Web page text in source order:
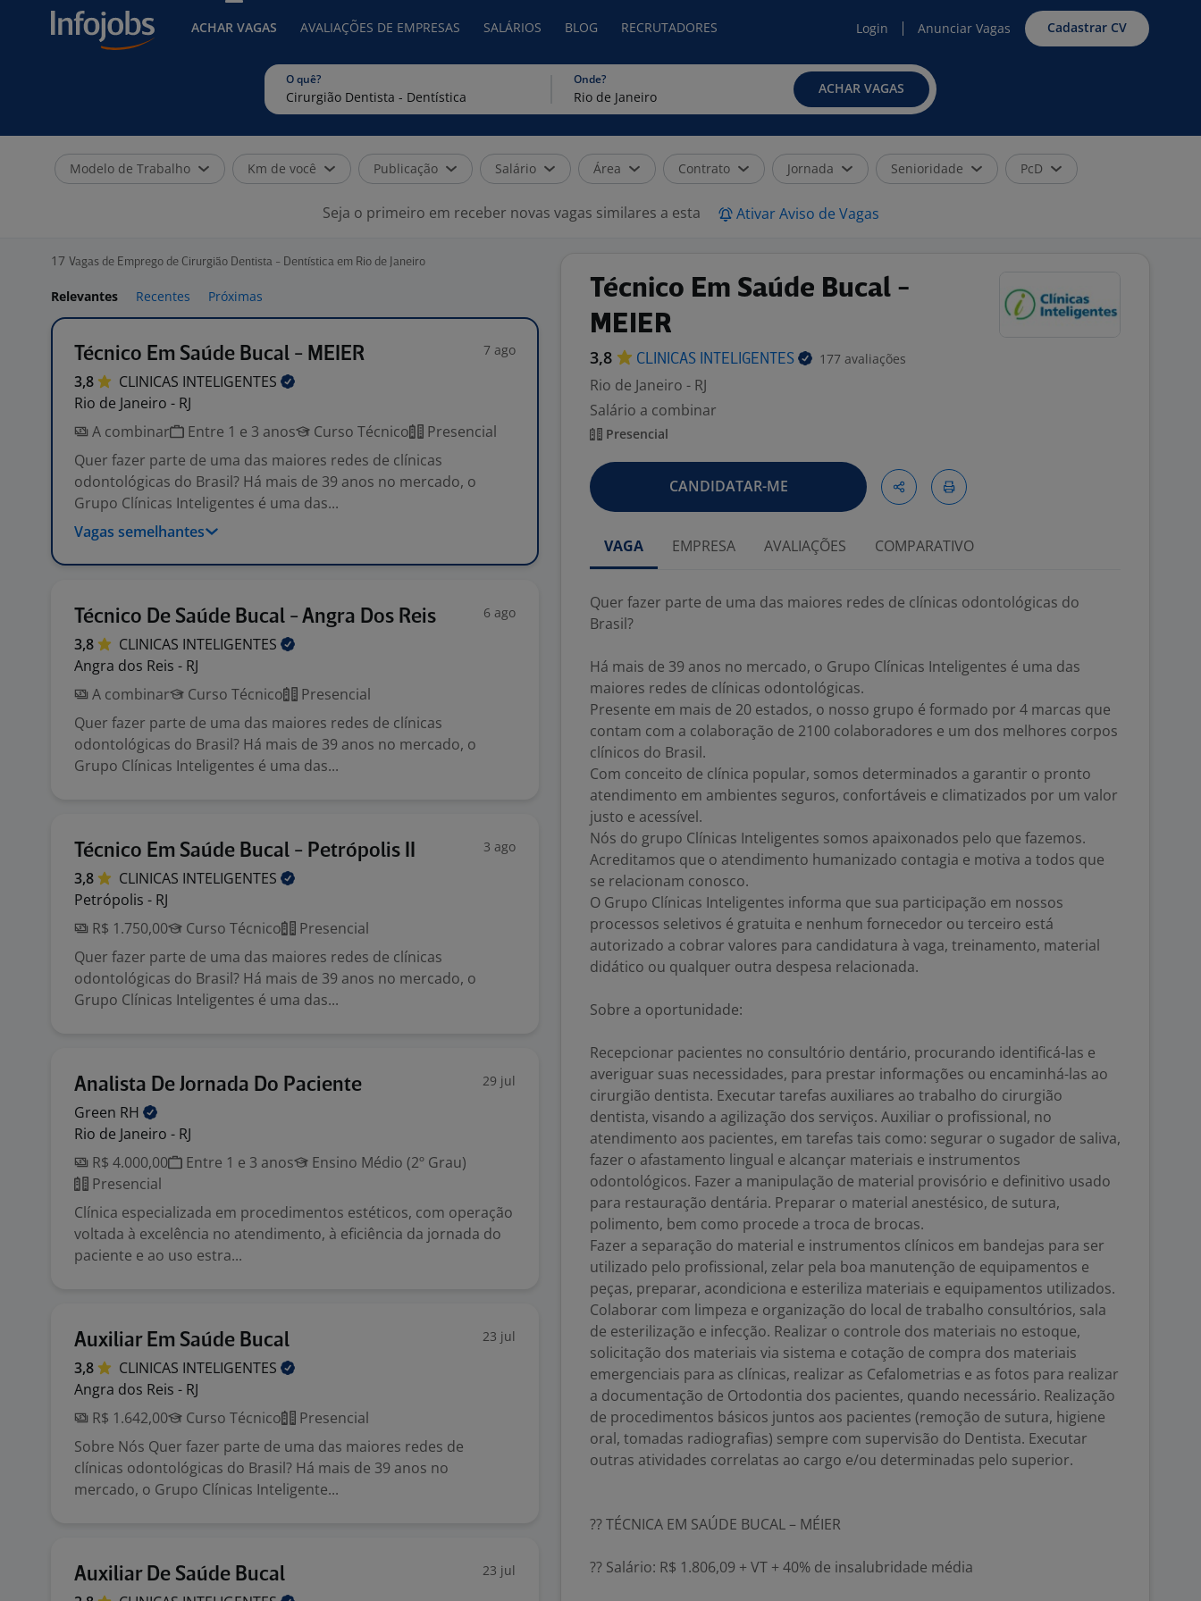
ACHAR VAGAS AVALIAÇÕES DE EMPRESAS SALÁRIOS BLOG RECRUTADORES Login Anunciar Vagas Cadastrar CV
O quê? Onde?
ACHAR VAGAS
Modelo de Trabalho Km de você Publicação Salário Área Contrato Jornada Senioridade PcD
Seja o primeiro em receber novas vagas similares a esta Ativar Aviso de Vagas
17 Vagas de Emprego de Cirurgião Dentista - Dentística em Rio de Janeiro
Relevantes Recentes Próximas
Técnico Em Saúde Bucal - MEIER 7 ago
3,8 CLINICAS INTELIGENTES
Rio de Janeiro - RJ
A combinar
Entre 1 e 3 anos Curso Técnico
Presencial
Quer fazer parte de uma das maiores redes de clínicas
odontológicas do Brasil? Há mais de 39 anos no mercado, o
Grupo Clínicas Inteligentes é uma das...
Vagas semelhantes
Técnico De Saúde Bucal - Angra Dos Reis 6 ago
3,8 CLINICAS INTELIGENTES
Angra dos Reis - RJ
A combinar
Curso Técnico
Presencial
Quer fazer parte de uma das maiores redes de clínicas
odontológicas do Brasil? Há mais de 39 anos no mercado, o
Grupo Clínicas Inteligentes é uma das...
Técnico Em Saúde Bucal - Petrópolis II 3 ago
3,8 CLINICAS INTELIGENTES
Petrópolis - RJ
R$ 1.750,00
Curso Técnico
Presencial
Quer fazer parte de uma das maiores redes de clínicas
odontológicas do Brasil? Há mais de 39 anos no mercado, o
Grupo Clínicas Inteligentes é uma das...
Analista De Jornada Do Paciente 29 jul
Green RH
Rio de Janeiro - RJ
R$ 4.000,00
Entre 1 e 3 anos
Ensino Médio (2º Grau)
Presencial
Clínica especializada em procedimentos estéticos, com operação
voltada à excelência no atendimento, à eficiência da jornada do
paciente e ao uso estra...
Auxiliar Em Saúde Bucal 23 jul
3,8 CLINICAS INTELIGENTES
Angra dos Reis - RJ
R$ 1.642,00
Curso Técnico
Presencial
Sobre Nós Quer fazer parte de uma das maiores redes de
clínicas odontológicas do Brasil? Há mais de 39 anos no
mercado, o Grupo Clínicas Inteligente...
Auxiliar De Saúde Bucal 23 jul
Técnico Em Saúde Bucal -
MEIER
3,8 CLINICAS INTELIGENTES 177 avaliações
Rio de Janeiro - RJ
Salário a combinar
Presencial
CANDIDATAR-ME
VAGA EMPRESA AVALIAÇÕES COMPARATIVO
Quer fazer parte de uma das maiores redes de clínicas odontológicas do
Brasil?
Há mais de 39 anos no mercado, o Grupo Clínicas Inteligentes é uma das
maiores redes de clínicas odontológicas.
Presente em mais de 20 estados, o nosso grupo é formado por 4 marcas que
contam com a colaboração de 2100 colaboradores e um dos melhores corpos
clínicos do Brasil.
Com conceito de clínica popular, somos determinados a garantir o pronto
atendimento em ambientes seguros, confortáveis e climatizados por um valor
justo e acessível.
Nós do grupo Clínicas Inteligentes somos apaixonados pelo que fazemos.
Acreditamos que o atendimento humanizado contagia e motiva a todos que
se relacionam conosco.
O Grupo Clínicas Inteligentes informa que sua participação em nossos
processos seletivos é gratuita e nenhum fornecedor ou terceiro está
autorizado a cobrar valores para candidatura à vaga, treinamento, material
didático ou qualquer outra despesa relacionada.
Sobre a oportunidade:
Recepcionar pacientes no consultório dentário, procurando identificá-las e
averiguar suas necessidades, para prestar informações ou encaminhá-las ao
cirurgião dentista. Executar tarefas auxiliares ao trabalho do cirurgião
dentista, visando a agilização dos serviços. Auxiliar o profissional, no
atendimento aos pacientes, em tarefas tais como: segurar o sugador de saliva,
fazer o afastamento lingual e alcançar materiais e instrumentos
odontológicos. Fazer a manipulação de material provisório e definitivo usado
para restauração dentária. Preparar o material anestésico, de sutura,
polimento, bem como procede a troca de brocas.
Fazer a separação do material e instrumentos clínicos em bandejas para ser
utilizado pelo profissional, zelar pela boa manutenção de equipamentos e
peças, preparar, acondiciona e esteriliza materiais e equipamentos utilizados.
Colaborar com limpeza e organização do local de trabalho consultórios, sala
de esterilização e infecção. Realizar o controle dos materiais no estoque,
solicitação dos materiais via sistema e cotação de compra dos materiais
emergenciais para as clínicas, realizar as Cefalometrias e as fotos para realizar
a documentação de Ortodontia dos pacientes, quando necessário. Realização
de procedimentos básicos juntos aos pacientes (remoção de sutura, higiene
oral, tomadas radiografias) sempre com supervisão do Dentista. Executar
outras atividades correlatas ao cargo e/ou determinadas pelo superior.
?? TÉCNICA EM SAÚDE BUCAL – MÉIER
?? Salário: R$ 1.806,09 + VT + 40% de insalubridade média